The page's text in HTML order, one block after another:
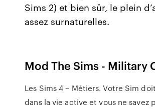
Sims 2) et bien sûr, le plein
assez surnaturelles.
Mod The Sims - Military
Les Sims 4 – Métiers. Votre Sim
dans la vie active et vous ne savez